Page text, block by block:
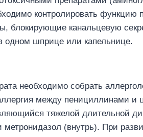
контролировать функцию
блокирующие канальцевую
одном шприце или капельнице.
необходимо собрать
между пенициллинами
тяжелой длительной
(внутрь). При